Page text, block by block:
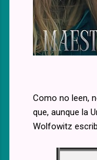
Como no leen,
que, aunque la
Wolfowitz